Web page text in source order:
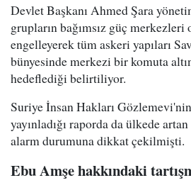
Devlet Başkanı Ahmed Şara
grupların bağımsız güç merkezleri
engelleyerek tüm askeri yapıları
bünyesinde merkezi bir komuta
hedeflediği belirtiliyor.
Suriye İnsan Hakları
yayınladığı raporda da ülkede
alarm durumuna dikkat çekilmişti.
Ebu Amşe hakkındaki